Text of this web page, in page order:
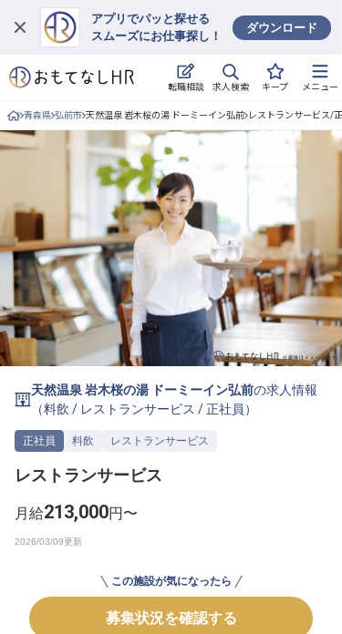
アプリでパッと探せる
スムーズにお仕事探し！
ダウンロード
転職相談 求人検索 キープ メニュー
ログイン
求人・施設を探す
キープした求人
就職・転職 合同説明会
おもてなしHRについて
ご利用の流れ
よくある質問
ホテル・宿泊業界情報コラム
無料 転職サポートに申し込む
採用をお考えの企業様へ
青森県 弘前市 天然温泉 岩木桜の湯 ドーミーイン弘前 レストランサービス/
天然温泉 岩木桜の湯 ドーミーイン弘前の求人情報
（料飲 / レストランサービス /正社員 ）
正社員 料飲 レストランサービス
レストランサービス
月給213,000円〜
この施設が気になったら
募集状況を確認する